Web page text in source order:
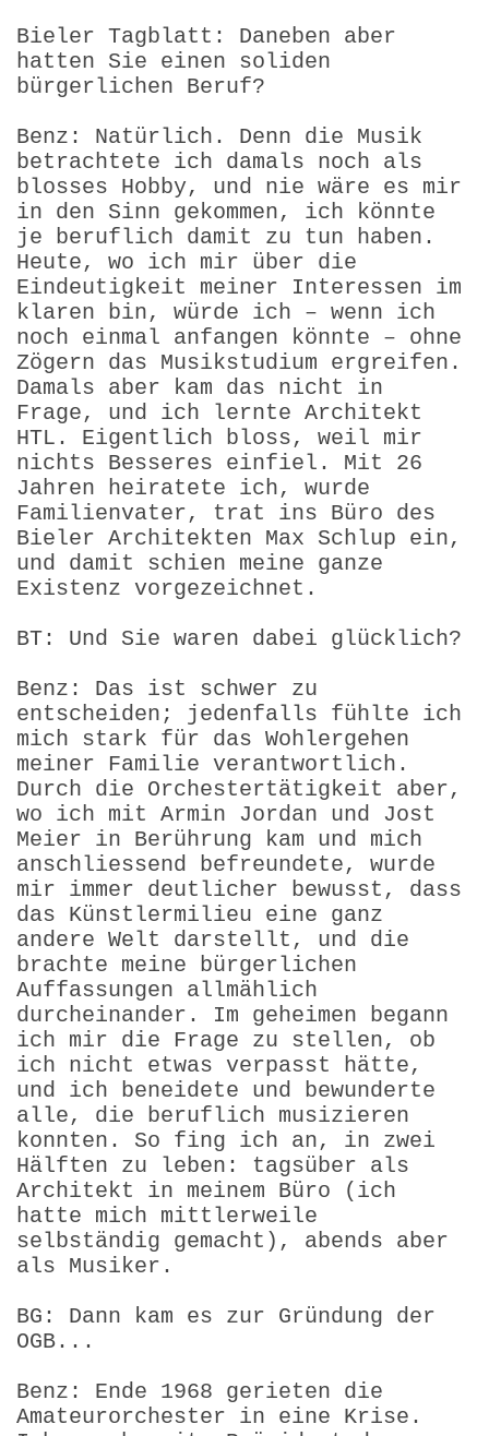
Bieler Tagblatt: Daneben aber
hatten Sie einen soliden
bürgerlichen Beruf?
Benz: Natürlich. Denn die Musik
betrachtete ich damals noch als
blosses Hobby, und nie wäre es mir
in den Sinn gekommen, ich könnte
je beruflich damit zu tun haben.
Heute, wo ich mir über die
Eindeutigkeit meiner Interessen im
klaren bin, würde ich – wenn ich
noch einmal anfangen könnte – ohne
Zögern das Musikstudium ergreifen.
Damals aber kam das nicht in
Frage, und ich lernte Architekt
HTL. Eigentlich bloss, weil mir
nichts Besseres einfiel. Mit 26
Jahren heiratete ich, wurde
Familienvater, trat ins Büro des
Bieler Architekten Max Schlup ein,
und damit schien meine ganze
Existenz vorgezeichnet.
BT: Und Sie waren dabei glücklich?
Benz: Das ist schwer zu
entscheiden; jedenfalls fühlte ich
mich stark für das Wohlergehen
meiner Familie verantwortlich.
Durch die Orchestertätigkeit aber,
wo ich mit Armin Jordan und Jost
Meier in Berührung kam und mich
anschliessend befreundete, wurde
mir immer deutlicher bewusst, dass
das Künstlermilieu eine ganz
andere Welt darstellt, und die
brachte meine bürgerlichen
Auffassungen allmählich
durcheinander. Im geheimen begann
ich mir die Frage zu stellen, ob
ich nicht etwas verpasst hätte,
und ich beneidete und bewunderte
alle, die beruflich musizieren
konnten. So fing ich an, in zwei
Hälften zu leben: tagsüber als
Architekt in meinem Büro (ich
hatte mich mittlerweile
selbständig gemacht), abends aber
als Musiker.
BG: Dann kam es zur Gründung der
OGB...
Benz: Ende 1968 gerieten die
Amateurorchester in eine Krise.